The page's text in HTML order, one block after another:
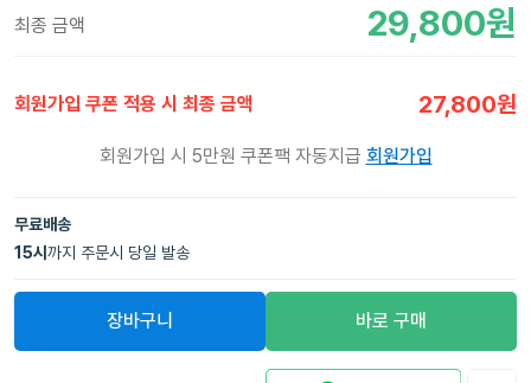
최종 금액 29,800원
회원가입 쿠폰 적용 시 최종 금액 27,800원
회원가입 시 5만원 쿠폰팩 자동지급 회원가입
무료배송
15시 까지 주문시 당일 발송
장바구니 바로 구매